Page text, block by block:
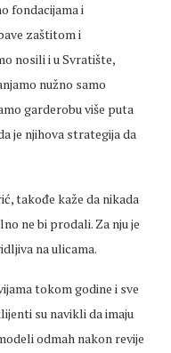
fondacijama i
zaštitom i
nosili i u Svratište,
nužno samo
garderobu više puta
je njihova strategija da
takođe kaže da nikada
ne bi prodali. Za nju je
na ulicama.
tokom godine i sve
su navikli da imaju
odmah nakon revije